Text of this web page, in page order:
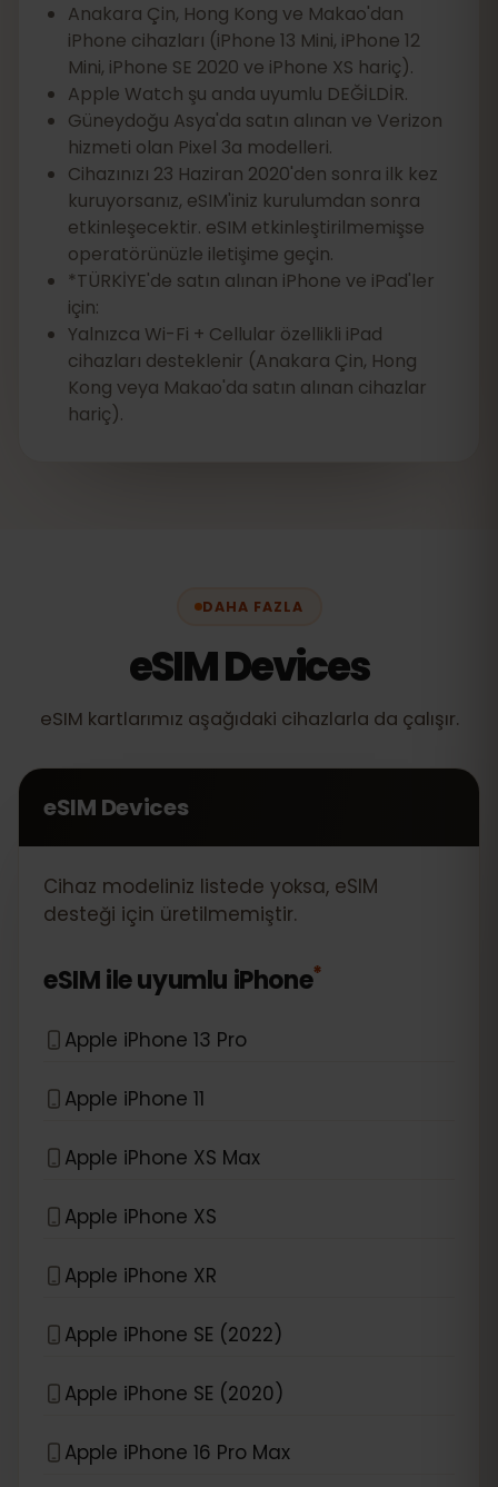
Anakara Çin, Hong Kong ve Makao'dan
iPhone cihazları (iPhone 13 Mini, iPhone 12
Mini, iPhone SE 2020 ve iPhone XS hariç).
Apple Watch şu anda uyumlu DEĞİLDİR.
Güneydoğu Asya'da satın alınan ve Verizon
hizmeti olan Pixel 3a modelleri.
Cihazınızı 23 Haziran 2020'den sonra ilk kez
kuruyorsanız, eSIM'iniz kurulumdan sonra
etkinleşecektir. eSIM etkinleştirilmemişse
operatörünüzle iletişime geçin.
*TÜRKİYE'de satın alınan iPhone ve iPad'ler
için:
Yalnızca Wi-Fi + Cellular özellikli iPad
cihazları desteklenir (Anakara Çin, Hong
Kong veya Makao'da satın alınan cihazlar
hariç).
DAHA FAZLA
eSIM Devices
eSIM kartlarımız aşağıdaki cihazlarla da çalışır.
eSIM Devices
Cihaz modeliniz listede yoksa, eSIM
desteği için üretilmemiştir.
eSIM ile uyumlu iPhone*
Apple iPhone 13 Pro
Apple iPhone 11
Apple iPhone XS Max
Apple iPhone XS
Apple iPhone XR
Apple iPhone SE (2022)
Apple iPhone SE (2020)
Apple iPhone 16 Pro Max